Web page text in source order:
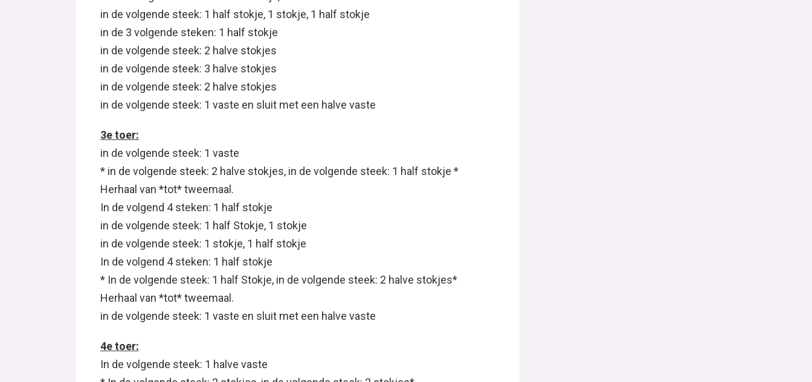
in de volgende steek: 1 half stokje, 1 stokje, 1 half stokje
in de 3 volgende steken: 1 half stokje
in de volgende steek: 2 halve stokjes
in de volgende steek: 3 halve stokjes
in de volgende steek: 2 halve stokjes
in de volgende steek: 1 vaste en sluit met een halve vaste
3e toer:
in de volgende steek: 1 vaste
* in de volgende steek: 2 halve stokjes, in de volgende steek: 1 half stokje *
Herhaal van *tot* tweemaal.
In de volgend 4 steken: 1 half stokje
in de volgende steek: 1 half Stokje, 1 stokje
in de volgende steek: 1 stokje, 1 half stokje
In de volgend 4 steken: 1 half stokje
* In de volgende steek: 1 half Stokje, in de volgende steek: 2 halve stokjes*
Herhaal van *tot* tweemaal.
in de volgende steek: 1 vaste en sluit met een halve vaste
4e toer:
In de volgende steek: 1 halve vaste